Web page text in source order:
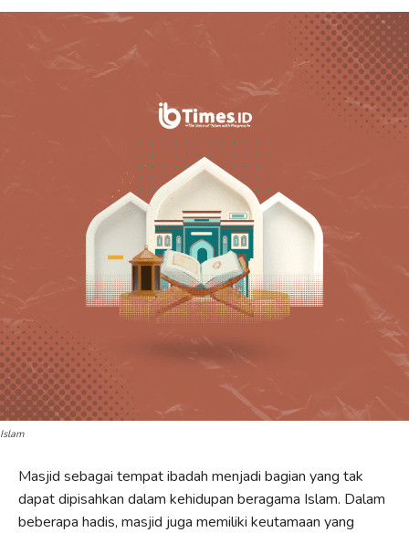
Islam
Masjid sebagai tempat ibadah menjadi bagian yang tak
dapat dipisahkan dalam kehidupan beragama Islam. Dalam
beberapa hadis, masjid juga memiliki keutamaan yang